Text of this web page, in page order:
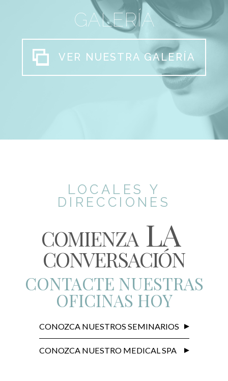
GALERÍA
VER NUESTRA GALERÍA
LOCALES Y
DIRECCIONES
COMIENZA LA
CONVERSACIÓN
CONTACTE NUESTRAS
OFICINAS HOY
CONOZCA NUESTROS SEMINARIOS
CONOZCA NUESTRO MEDICAL SPA